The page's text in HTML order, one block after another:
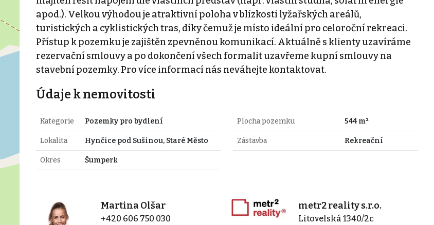
apod.). Velkou výhodou je atraktivní poloha v blízkosti lyžařských areálů,
turistických a cyklistických tras, díky čemuž je místo ideální pro celoroční rekreaci.
Přístup k pozemku je zajištěn zpevněnou komunikací. Aktuálně s klienty uzavíráme
rezervační smlouvy a po dokončení všech formalit uzavřeme kupní smlouvy na
stavební pozemky. Pro více informací nás neváhejte kontaktovat.
Údaje k nemovitosti
Kategorie Pozemky pro bydlení
Lokalita Hynčice pod Sušinou, Staré Město
Okres Šumperk
Plocha pozemku 544 m²
Zástavba Rekreační
Martina Olšar
+420 606 750 030
metr2 reality s.r.o.
Litovelská 1340/2c